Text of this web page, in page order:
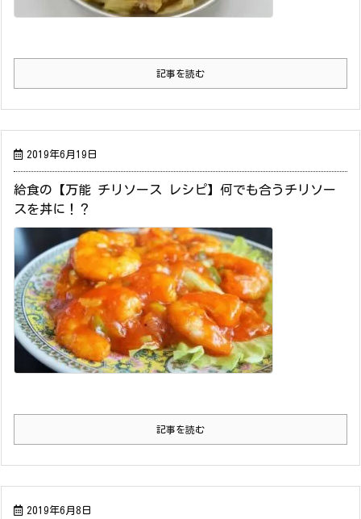
記事を読む
2019年6月19日
給食の【万能 チリソース レシピ】何でも合うチリソー
スを丼に！？
記事を読む
2019年6月8日